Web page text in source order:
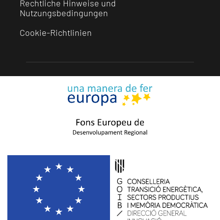
Rechtliche Hinweise und
Nutzungsbedingungen
Cookie-Richtlinien